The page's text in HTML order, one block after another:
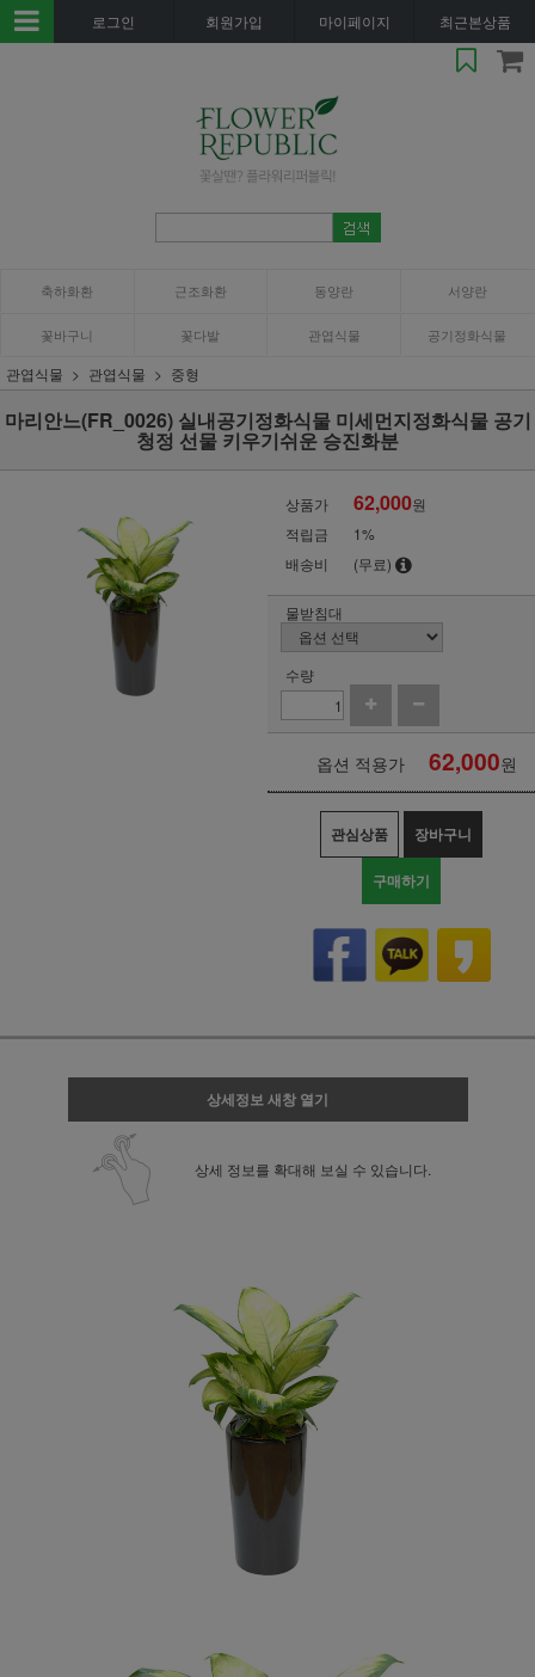
로그인 회원가입 마이페이지 최근본상품
축하화환 근조화환 동양란 서양란
꽃바구니 꽃다발 관엽식물 공기정화식물
관엽식물 관엽식물 중형
마리안느(FR_0026) 실내공기정화식물 미세먼지정화식물 공기
청정 선물 키우기쉬운 승진화분
상품가 62,000원
적립금
1%
배송비
(무료)
물받침대
수량
옵션 적용가 62,000원
관심상품 장바구니
구매하기
상세정보 새창 열기
상세 정보를 확대해 보실 수 있습니다.